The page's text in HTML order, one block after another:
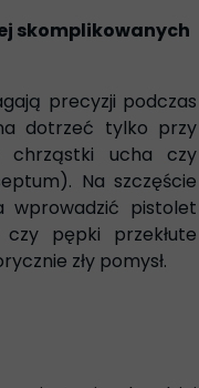
skomplikowanych
precyzji podczas
dotrzeć tylko przy
chrząstki ucha czy
Na szczęście
wprowadzić pistolet
pępki przekłute
zły pomysł.